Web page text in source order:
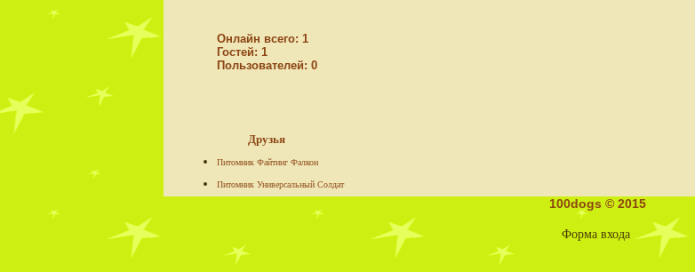
Онлайн всего: 1
Гостей: 1
Пользователей: 0
Друзья
Питомник Файтинг Фалкон
Питомник Универсальный Солдат
100dogs © 2015
Форма входа